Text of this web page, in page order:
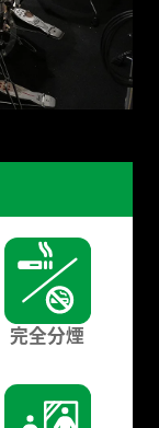
完全分煙